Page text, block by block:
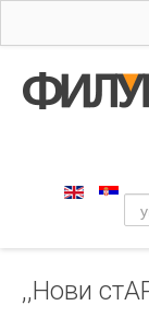
Упис
Уметност
Издаваштво
,,Нови